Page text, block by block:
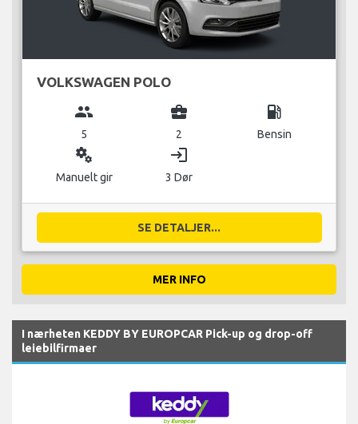
VOLKSWAGEN POLO
group
5
business_center
2
local_gas_station
Bensin
miscellaneous_services
Manuelt gir
login
3 Dør
SE DETALJER...
MER INFO
I nærheten KEDDY BY EUROPCAR Pick-up og drop-off
leiebilfirmaer